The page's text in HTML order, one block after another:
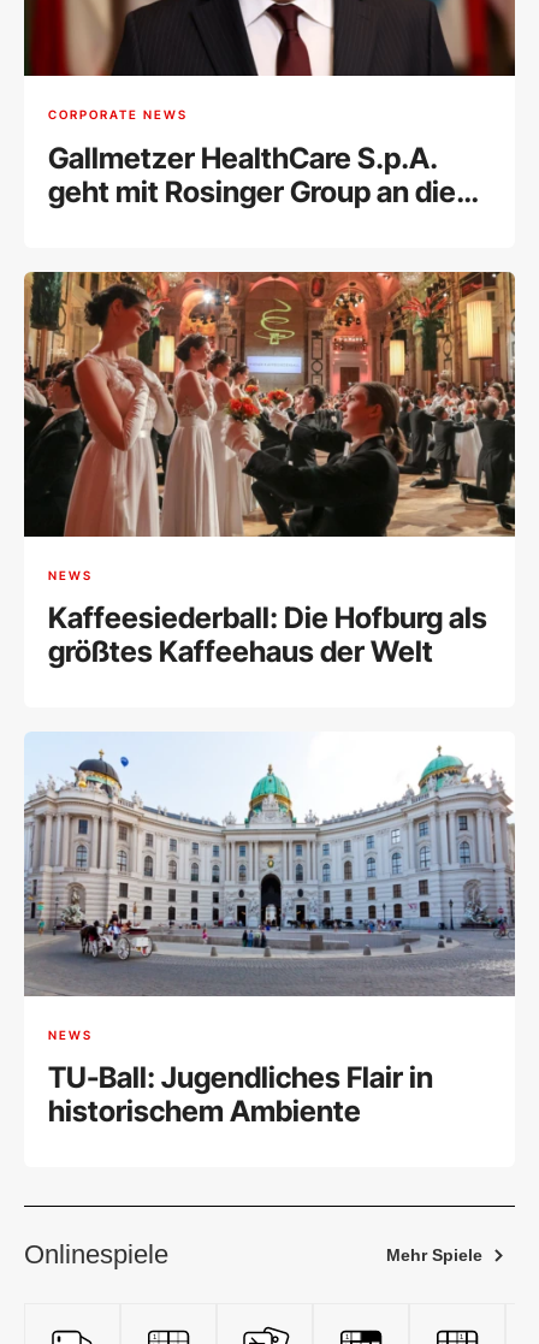
CORPORATE NEWS
Gallmetzer HealthCare S.p.A.
geht mit Rosinger Group an die
NEWS
Kaffeesiederball: Die Hofburg als
größtes Kaffeehaus der Welt
NEWS
TU-Ball: Jugendliches Flair in
historischem Ambiente
Onlinespiele Mehr Spiele